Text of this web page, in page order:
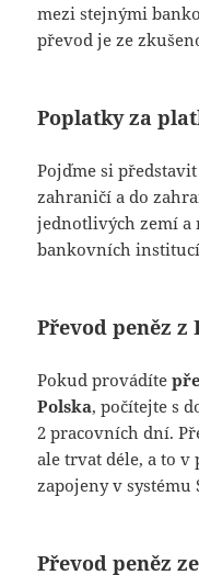
mezi stejnými
převod je ze
Poplatky za
Pojďme si
zahraničí a do
jednotlivých zemí a
bankovních
Převod peněz z
Pokud provádíte
Polska, počítejte s
2 pracovních dní.
ale trvat déle, a to v
zapojeny v systému
Převod peněz